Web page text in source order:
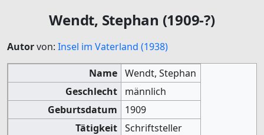
Wendt, Stephan (1909-?)
Autorvon: Insel im Vaterland (1938)
Name
Wendt, Stephan
Geschlecht
männlich
Geburtsdatum
1909
Tätigkeit
Schriftsteller